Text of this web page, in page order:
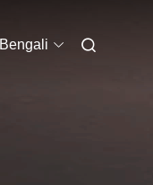
Bengali